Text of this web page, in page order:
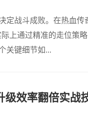
定战斗成败。在热血传
上通过精准的走位策略
关键细节如...
级效率翻倍实战